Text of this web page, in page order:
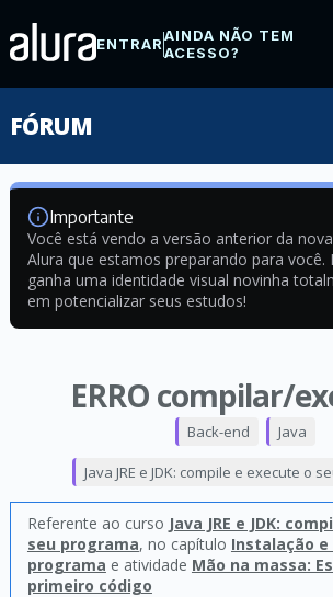
ENTRARAINDA NÃO TEM
ACESSO?
FÓRUM
Importante
Você está vendo a versão anterior da
Alura que estamos preparando para você.
ganha uma identidade visual novinha
em potencializar seus estudos!
ERRO compilar/
Back-end Java
Java JRE e JDK: compile e execute o
Referente ao curso Java JRE e JDK:
seu programa, no capítulo Instalação
programa e atividade Mão na massa:
primeiro código